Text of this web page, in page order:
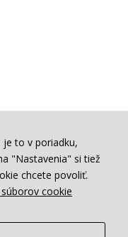
je to v poriadku,
"Nastavenia" si tiež
chcete povoliť.
cookie